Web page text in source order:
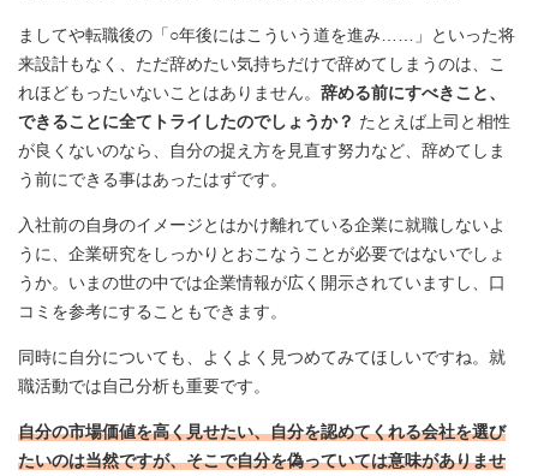
ましてや転職後の「○年後にはこういう道を進み……」といった将
来設計もなく、ただ辞めたい気持ちだけで辞めてしまうのは、こ
れほどもったいないことはありません。 辞める前にすべきこと、
できることに全てトライしたのでしょうか？ たとえば上司と相性
が良くないのなら、自分の捉え方を見直す努力など、辞めてしま
う前にできる事はあったはずです。
入社前の自身のイメージとはかけ離れている企業に就職しないよ
うに、企業研究をしっかりとおこなうことが必要ではないでしょ
うか。いまの世の中では企業情報が広く開示されていますし、口
コミを参考にすることもできます。
同時に自分についても、よくよく見つめてみてほしいですね。就
職活動では自己分析も重要です。
自分の市場価値を高く見せたい、自分を認めてくれる会社を選び
たいのは当然ですが、そこで自分を偽っていては意味がありませ